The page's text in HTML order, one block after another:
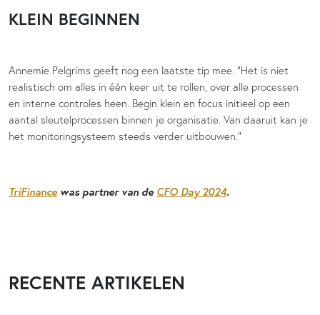
KLEIN BEGINNEN
Annemie Pelgrims geeft nog een laatste tip mee. “Het is niet
realistisch om alles in één keer uit te rollen, over alle processen
en interne controles heen. Begin klein en focus initieel op een
aantal sleutelprocessen binnen je organisatie. Van daaruit kan je
het monitoringsysteem steeds verder uitbouwen.”
TriFinancewas partner van de CFO Day 2024.
RECENTE ARTIKELEN